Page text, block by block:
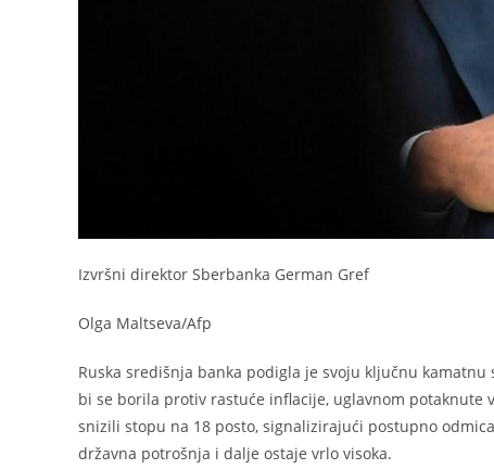
Izvršni direktor Sberbanka German Gref
Olga Maltseva/Afp
Ruska središnja banka podigla je svoju ključnu
bi se borila protiv rastuće inflacije, uglavnom
snizili stopu na 18 posto, signalizirajući postupno
državna potrošnja i dalje ostaje vrlo visoka.